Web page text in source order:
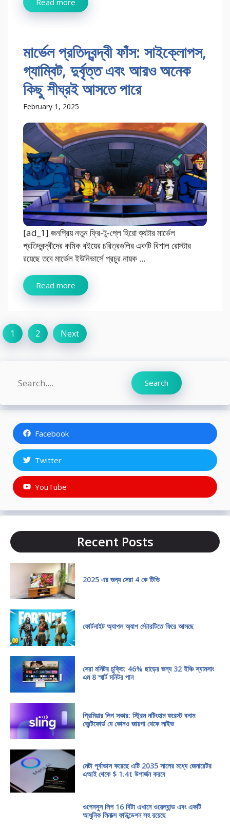
Read more
মার্ভেল প্রতিদ্বন্দ্বী ফাঁস: সাইক্লোপস,
গ্যাম্বিট, দুর্বৃত্ত এবং আরও অনেক
কিছু শীঘ্রই আসতে পারে
February 1, 2025
[ad_1] জনপ্রিয় নতুন ফ্রি-টু-প্লে হিরো শ্যুটার মার্ভেল
প্রতিদ্বন্দ্বীদের কমিক বইয়ের চরিত্রগুলির একটি বিশাল রোস্টার
রয়েছে তবে মার্ভেল ইউনিভার্সে প্রচুর নায়ক ...
Read more
1 2 Next
Search Search
Facebook
Twitter
YouTube
Recent Posts
2025 এর জন্য সেরা 4 কে টিভি
ফোর্টনাইট অ্যাপল অ্যাপ স্টোরটিতে ফিরে আসছে
সেরা মনিটর চুক্তি: 46% ছাড়ের জন্য 32 ইঞ্চি স্যামসাং
এম 8 স্মার্ট মনিটর পান
প্রিমিয়ার লিগ সকার: স্ট্রিম নটিংহাম ফরেস্ট বনাম
ব্রেন্টফোর্ড যে কোনও জায়গা থেকে লাইভ
মেটা পূর্বাভাস করেছে এটি 2035 সালের মধ্যে জেনারেটর
এআই থেকে $ 1.4t উপার্জন করবে
ওপেনসুস লিপ 16 বিটা এখানে ওয়েল্যান্ড এবং একটি
আধুনিক লিনাক্স ফাউন্ডেশন সহ রয়েছে